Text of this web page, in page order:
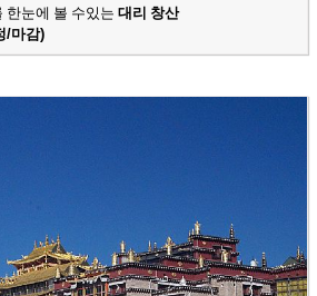
눈에 볼 수있는 대리 창산
/마감)